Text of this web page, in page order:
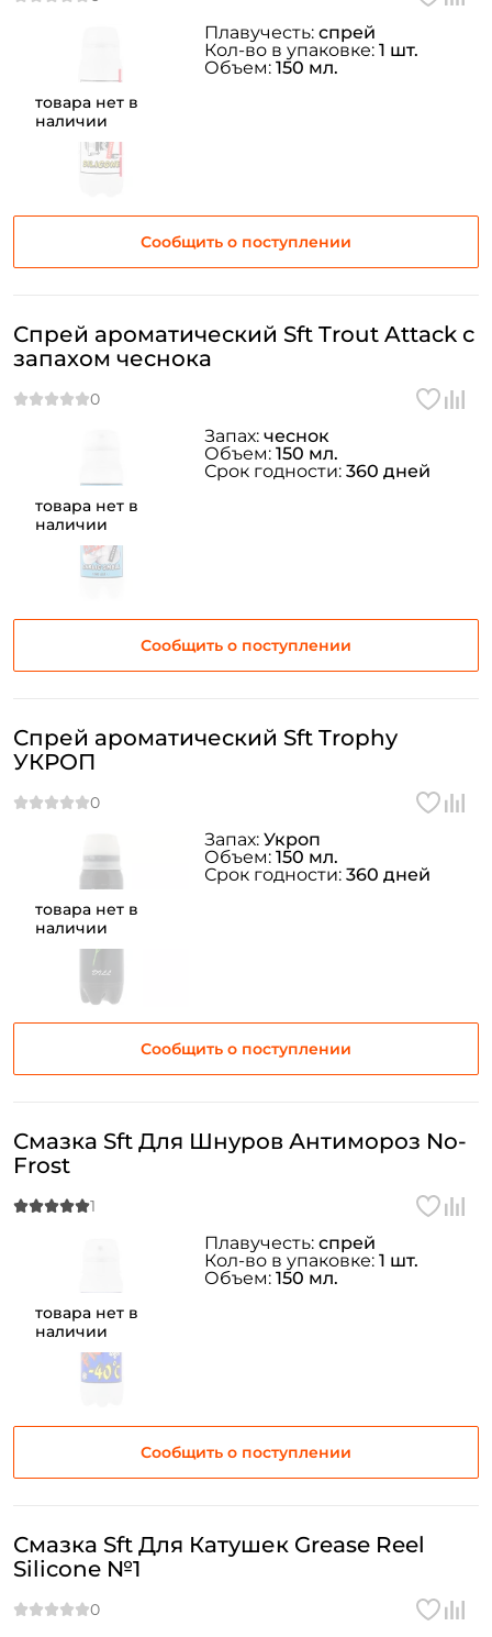
товара нет в
наличии
Сообщить о поступлении
Плавучесть: спрей
Кол-во в упаковке: 1 шт.
Объем: 150 мл.
товара нет в
наличии
Спрей ароматический Sft Trout Attack с
запахом чеснока
Сообщить о поступлении
Запах: чеснок
Объем: 150 мл.
Срок годности: 360 дней
товара нет в
наличии
Спрей ароматический Sft Trophy
УКРОП
Сообщить о поступлении
Запах: Укроп
Объем: 150 мл.
Срок годности: 360 дней
товара нет в
наличии
Смазка Sft Для Шнуров Антимороз No-
Frost
Сообщить о поступлении
Плавучесть: спрей
Кол-во в упаковке: 1 шт.
Объем: 150 мл.
Смазка Sft Для Катушек Grease Reel
Silicone №1